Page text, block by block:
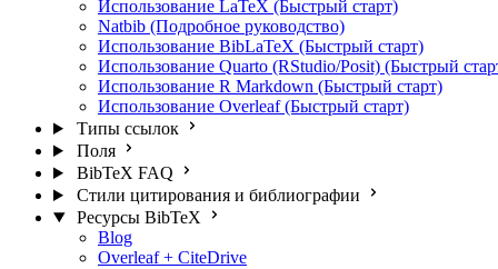
Использование LaTeX (Быстрый старт)
Natbib (Подробное руководство)
Использование BibLaTeX (Быстрый старт)
Использование Quarto (RStudio/Posit) (Быстрый
Использование R Markdown (Быстрый старт)
Использование Overleaf (Быстрый старт)
Типы ссылок
Поля
BibTeX FAQ
Стили цитирования и библиографии
Ресурсы BibTeX
Blog
Overleaf + CiteDrive